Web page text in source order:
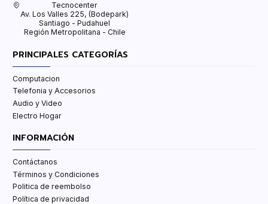
Tecnocenter
Av. Los Valles 225, (Bodepark)
Santiago - Pudahuel
Región Metropolitana - Chile
PRINCIPALES CATEGORÍAS
Computacion
Telefonia y Accesorios
Audio y Video
Electro Hogar
INFORMACIÓN
Contáctanos
Términos y Condiciones
Politica de reembolso
Política de privacidad